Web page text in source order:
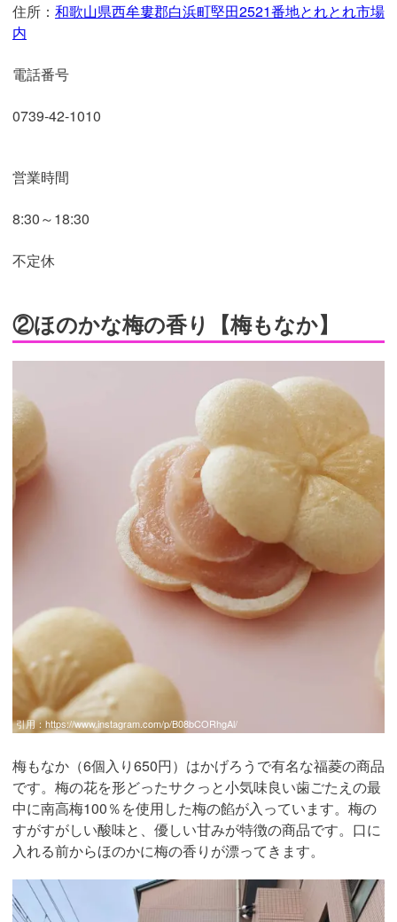
住所： 和歌山県西牟婁郡白浜町堅田2521番地とれとれ市場
内
電話番号
0739-42-1010
営業時間
8:30～18:30
不定休
②ほのかな梅の香り【梅もなか】
引用：https://www.instagram.com/p/B08bCORhgAl/
梅もなか（6個入り650円）はかげろうで有名な福菱の商品
です。梅の花を形どったサクっと小気味良い歯ごたえの最
中に南高梅100％を使用した梅の餡が入っています。梅の
すがすがしい酸味と、優しい甘みが特徴の商品です。口に
入れる前からほのかに梅の香りが漂ってきます。